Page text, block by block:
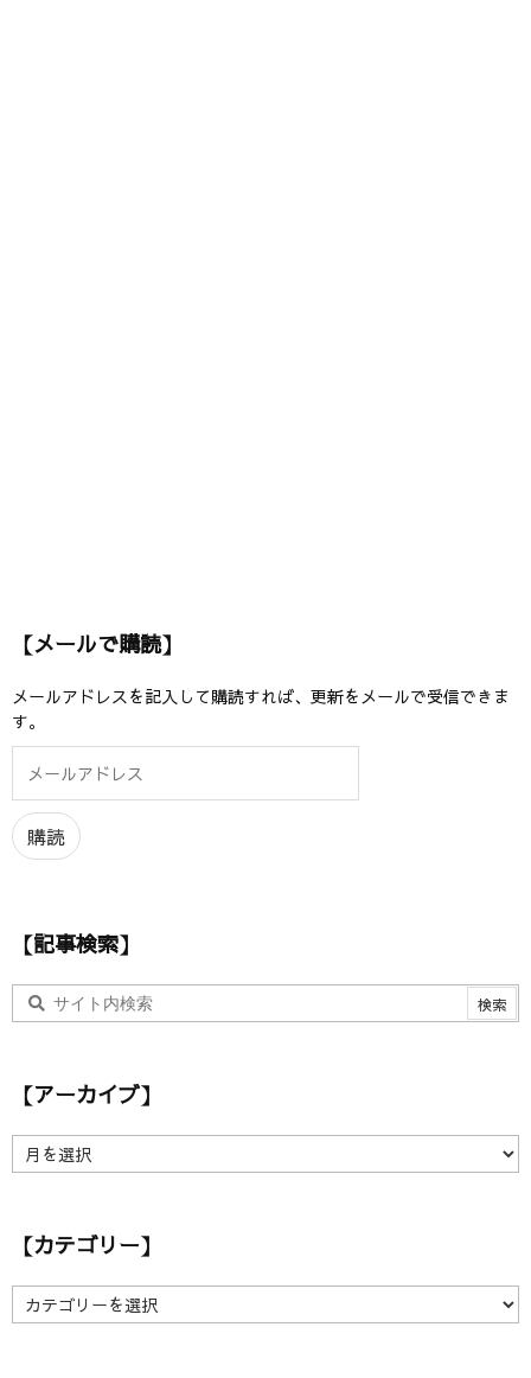
【メールで購読】
メールアドレスを記入して購読すれば、更新をメールで受信できま
す。
ル
ア
ド
購読
【記事検索】
【アーカイブ】
ア
イ【カテゴリー】
【
カ